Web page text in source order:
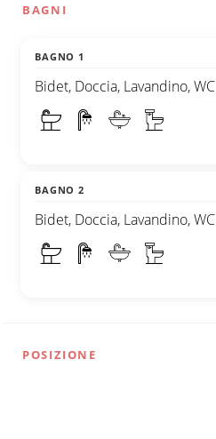
BAGNI
BAGNO 1
Bidet, Doccia, Lavandino, WC
BAGNO 2
Bidet, Doccia, Lavandino, WC
POSIZIONE